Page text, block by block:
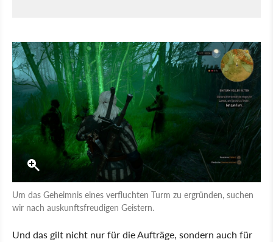
Um das Geheimnis eines verfluchten Turm zu ergründen, suchen
wir nach auskunftsfreudigen Geistern.
Und das gilt nicht nur für die Aufträge, sondern auch für